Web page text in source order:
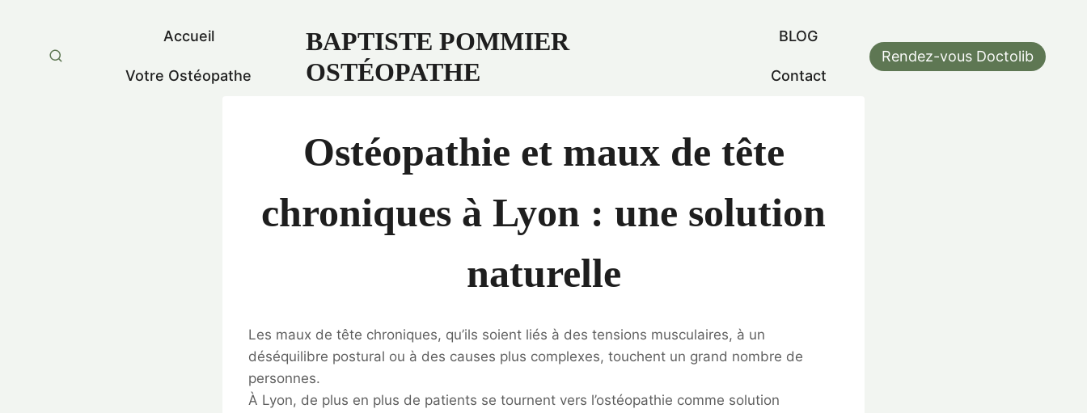
Accueil
Votre Ostéopathe
BAPTISTE POMMIER
OSTÉOPATHE
BLOG
Contact
Rendez-vous Doctolib
Ostéopathie et maux de tête
chroniques à Lyon : une solution
naturelle
Les maux de tête chroniques, qu’ils soient liés à des tensions musculaires, à un
déséquilibre postural ou à des causes plus complexes, touchent un grand nombre de
personnes.
À Lyon, de plus en plus de patients se tournent vers l’ostéopathie comme solution